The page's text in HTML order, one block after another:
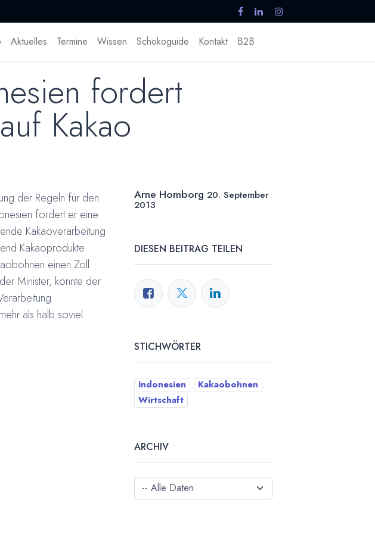
Aktuelles Termine Wissen Schokoguide Kontakt B2B
fordert
Kakao
der Regeln für den
fordert er eine
Kakaoverarbeitung
Kakaoprodukte
einen Zoll
Minister, könnte der
als halb soviel
Arne Homborg 20. September
2013
DIESEN BEITRAG TEILEN
STICHWÖRTER
Indonesien
Kakaobohnen
Wirtschaft
ARCHIV